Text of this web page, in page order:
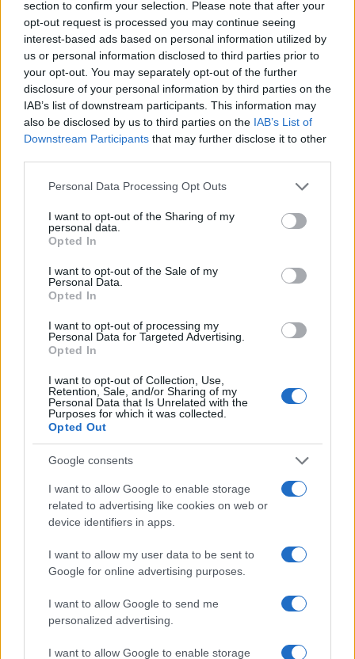
section to confirm your selection. Please note that after your
opt-out request is processed you may continue seeing
interest-based ads based on personal information utilized by
us or personal information disclosed to third parties prior to
your opt-out. You may separately opt-out of the further
disclosure of your personal information by third parties on the
IAB’s list of downstream participants. This information may
also be disclosed by us to third parties on the IAB’s List of
Downstream Participants that may further disclose it to other
Please note that this website/app uses one or more Google
not limited to your visit or usage behaviour. You may click to
grant or deny consent to Google and its third-party tags to
use your data for below specified purposes in below Google
consent section.
Personal Data Processing Opt Outs
I want to opt-out of the Sharing of my
personal data.
Opted In
I want to opt-out of the Sale of my
Personal Data.
Opted In
I want to opt-out of processing my
Personal Data for Targeted Advertising.
Opted In
I want to opt-out of Collection, Use,
Retention, Sale, and/or Sharing of my
Personal Data that Is Unrelated with the
Purposes for which it was collected.
Opted Out
Google consents
I want to allow Google to enable storage
related to advertising like cookies on web or
device identifiers in apps.
I want to allow my user data to be sent to
Google for online advertising purposes.
I want to allow Google to send me
personalized advertising.
I want to allow Google to enable storage
AUTORE
Gabriele Vecchia
Continua a leggere
CALCIO